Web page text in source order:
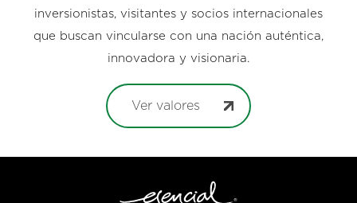
inversionistas, visitantes y socios internacionales
que buscan vincularse con una nación auténtica,
innovadora y visionaria.
Ver valores